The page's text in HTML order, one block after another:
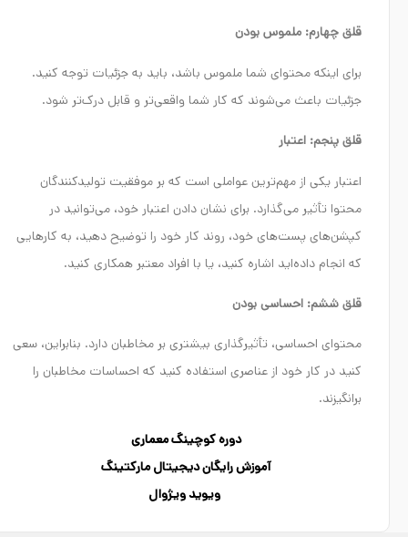
قلق چهارم: ملموس بودن
برای اینکه محتوای شما ملموس باشد، باید به جزئیات توجه کنید.
جزئیات باعث می‌شوند که کار شما واقعی‌تر و قابل درک‌تر شود.
قلق پنجم: اعتبار
اعتبار یکی از مهم‌ترین عواملی است که بر موفقیت تولیدکنندگان
محتوا تأثیر می‌گذارد. برای نشان دادن اعتبار خود، می‌توانید در
کپشن‌های پست‌های خود، روند کار خود را توضیح دهید، به کارهایی
که انجام داده‌اید اشاره کنید، یا با افراد معتبر همکاری کنید.
قلق ششم: احساسی بودن
محتوای احساسی، تأثیرگذاری بیشتری بر مخاطبان دارد. بنابراین، سعی
کنید در کار خود از عناصری استفاده کنید که احساسات مخاطبان را
برانگیزند.
دوره کوچینگ معماری
آموزش رایگان دیجیتال مارکتینگ
ویوید ویژوال